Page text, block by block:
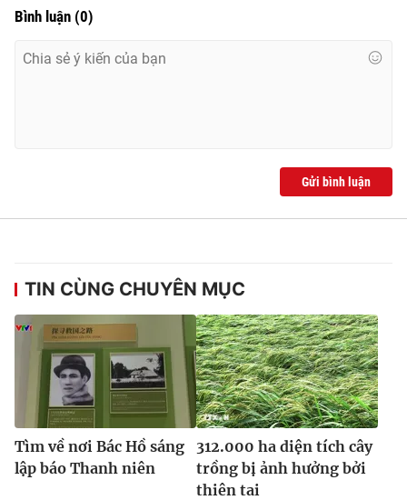
Bình luận (0)
Gửi bình luận
TIN CÙNG CHUYÊN MỤC
Tìm về nơi Bác Hồ sáng
lập báo Thanh niên
312.000 ha diện tích cây
trồng bị ảnh hưởng bởi
thiên tai